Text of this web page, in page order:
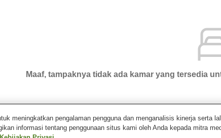
Maaf, tampaknya tidak ada kamar yang tersedia
Nagano Kota Karuizawa Twin-Line Hotel Karuizawa Japan
meningkatkan pengalaman pengguna dan menganalisis kinerja serta
informasi tentang penggunaan situs kami oleh Anda kepada mitra